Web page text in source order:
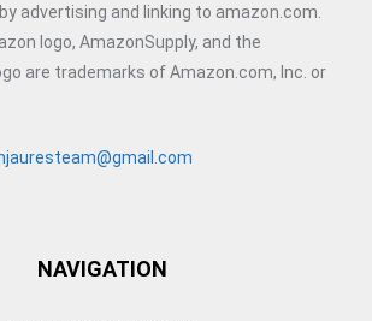
advertising and linking to amazon.com.
logo, AmazonSupply, and the
are trademarks of Amazon.com, Inc. or
NAVIGATION